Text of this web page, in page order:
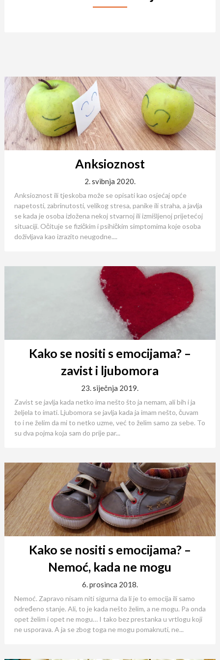
Anksioznost
2. svibnja 2020.
Anksioznost ili tjeskoba može se opisati kao osjećaj opće
napetosti, zabrinutosti, velikog stresa, panike ili straha, a javlja
se kada je osoba izložena nekoj stvarnoj ili izmišljenoj prijetećoj
situaciji. Očituje se fizičkim i psihičkim simptomima koje osoba
doživljava kao izrazito neugodne....
Kako se nositi s emocijama? –
zavist i ljubomora
23. siječnja 2019.
Zavist se javlja kada netko ima nešto što ja nemam, ali bih i ja
željela to imati. Ljubomora se javlja kada ja imam nešto, čuvam
to i ne želim da mi to netko uzme, već to želim samo za sebe. To
su dva pojma koja sam do prije par...
Kako se nositi s emocijama? –
Nemoć, kada ne mogu
6. prosinca 2018.
Nemoć. Zapravo nisam niti sigurna da li je to emocija ili samo
određeno stanje. Ali, to je kada nešto želim, a ne mogu. Pa onda
opet želim i opet ne mogu… I tako bez prestanka u vrtlogu koji
ne usporava. A ja se zbog toga ne mogu pomaknuti, ne...